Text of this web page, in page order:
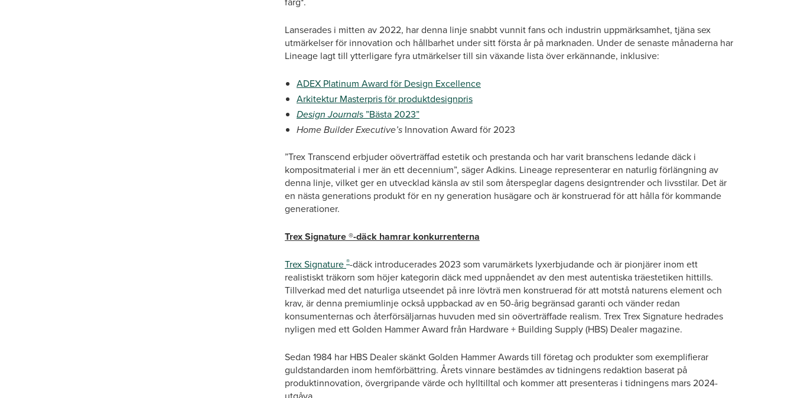
Lanserades i mitten av 2022, har denna linje snabbt vunnit fans och industrin uppmärksamhet, tjäna sex
utmärkelser för innovation och hållbarhet under sitt första år på marknaden. Under de senaste månaderna har
Lineage lagt till ytterligare fyra utmärkelser till sin växande lista över erkännande, inklusive:
ADEX Platinum Award för Design Excellence
Arkitektur Masterpris för produktdesignpris
Design Journals ”Bästa 2023”
Home Builder Executive’s Innovation Award för 2023
”Trex Transcend erbjuder oöverträffad estetik och prestanda och har varit branschens ledande däck i
kompositmaterial i mer än ett decennium”, säger Adkins. Lineage representerar en naturlig förlängning av
denna linje, vilket ger en utvecklad känsla av stil som återspeglar dagens designtrender och livsstilar. Det är
en nästa generations produkt för en ny generation husägare och är konstruerad för att hålla för kommande
generationer.
Trex Signature ®-däck hamrar konkurrenterna
Trex Signature ®-däck introducerades 2023 som varumärkets lyxerbjudande och är pionjärer inom ett
realistiskt träkorn som höjer kategorin däck med uppnåendet av den mest autentiska träestetiken hittills.
Tillverkad med det naturliga utseendet på inre lövträ men konstruerad för att motstå naturens element och
krav, är denna premiumlinje också uppbackad av en 50-årig begränsad garanti och vänder redan
konsumenternas och återförsäljarnas huvuden med sin oöverträffade realism. Trex Trex Signature hedrades
nyligen med ett Golden Hammer Award från Hardware + Building Supply (HBS) Dealer magazine.
Sedan 1984 har HBS Dealer skänkt Golden Hammer Awards till företag och produkter som exemplifierar
guldstandarden inom hemförbättring. Årets vinnare bestämdes av tidningens redaktion baserat på
produktinnovation, övergripande värde och hylltilltal och kommer att presenteras i tidningens mars 2024-